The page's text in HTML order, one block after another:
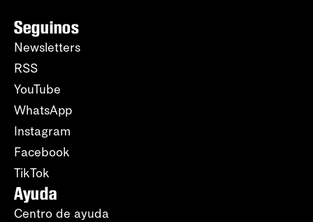
Seguinos
Newsletters
RSS
YouTube
WhatsApp
Instagram
Facebook
TikTok
Ayuda
Centro de ayuda